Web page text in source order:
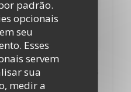
padrão.
opcionais
seu
Esses
servem
sua
medir a
dans son plus